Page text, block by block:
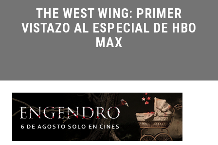
THE WEST WING: PRIMER
VISTAZO AL ESPECIAL DE HBO
MAX